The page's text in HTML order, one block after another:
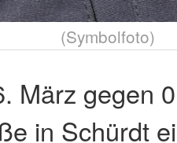
(Symbolfoto)
März gegen
in Schürdt